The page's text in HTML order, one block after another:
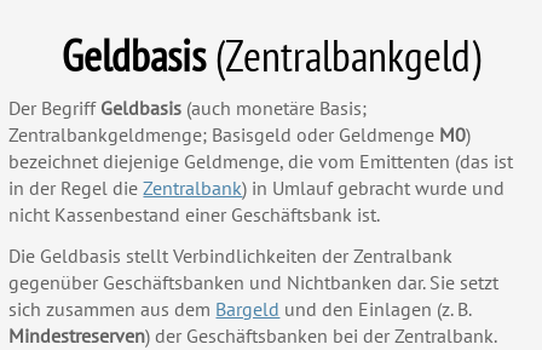
Geldbasis(Zentralbankgeld)
Der Begriff Geldbasis (auch monetäre Basis;
Zentralbankgeldmenge; Basisgeld oder Geldmenge M0)
bezeichnet diejenige Geldmenge, die vom Emittenten (das ist
in der Regel dieZentralbank) in Umlauf gebracht wurde und
nicht Kassenbestand einer Geschäftsbank ist.
Die Geldbasis stellt Verbindlichkeiten der Zentralbank
gegenüber Geschäftsbanken und Nichtbanken dar. Sie setzt
sich zusammen aus dem Bargeld und den Einlagen (z. B.
Mindestreserven) der Geschäftsbanken bei der Zentralbank.